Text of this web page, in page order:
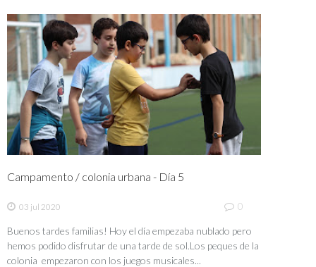
Campamento / colonia urbana - Día 5
03 jul 2020 0
Buenos tardes familias! Hoy el día empezaba nublado pero
hemos podido disfrutar de una tarde de sol.Los peques de la
colonia empezaron con los juegos musicales...